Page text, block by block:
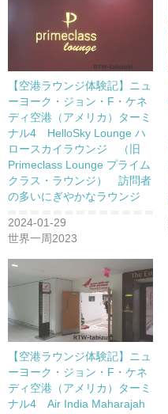
【空港ラウンジ体験記】ニュ
ーヨーク・ジョン・F・ケネ
ディ空港（アメリカ）ターミ
ナル4 HelloSky Lounge ハ
ロースカイラウンジ （旧
Primeclass Lounge プライム
クラス・ラウンジ） 訪問者
の多いにぎやかなラウンジ
2024-01-29
世界一周2023
【空港ラウンジ体験記】ニュ
ーヨーク・ジョン・F・ケネ
ディ空港（アメリカ）ターミ
ナル4 Air India Maharajah